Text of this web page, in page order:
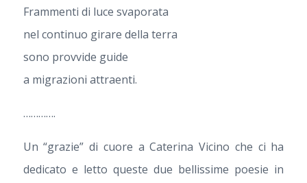
Frammenti di luce svaporata
nel continuo girare della terra
sono provvide guide
a migrazioni attraenti.
………….
Un “grazie” di cuore a Caterina Vicino che ci ha
dedicato e letto queste due bellissime poesie in